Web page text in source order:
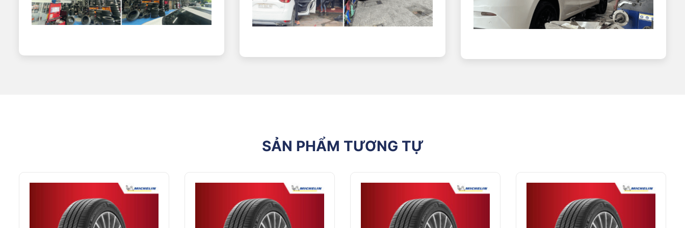
đảm bảo xe được vận hành ổn định, lâu dài. Dưới đây là một số loại xe tương thích với dòng lốp này:
Kích cỡ xe
Hãng xe
Chevrolet Tahoe, Ford Expedition, GMC Yukon, Toyota Land Cruiser, Toyota Sequoia
Phiên bản lốp Michelin 245/70R16 Primacy SUV+ với thiết kế sang trọng và các thiết bị tân tiến như EverGrip, Silent Rip,… được trang bị không chỉ sẽ mang đến cho khách hàng những
trải nghiệm đột phá, tuyệt đỉnh mà còn đáp ứng được nhu cầu của những ai chú trọng về mức độ an toàn, vững vàng khi quyết định thanh toán một chiếc lốp xe ưng ý cho “xế cưng”
Tỷ lệ chiều cao
70%
Cấu trúc lớp
Radial – Lớp bố tỏa tròn
SẢN PHẨM TƯƠNG TỰ